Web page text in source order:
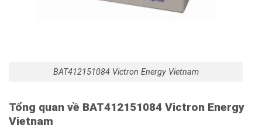
BAT412151084 Victron Energy Vietnam
Tổng quan về BAT412151084 Victron Energy
Vietnam